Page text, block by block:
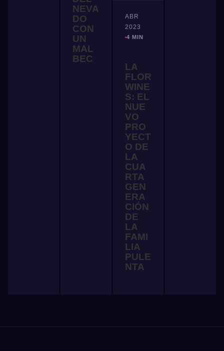
NEVA
DO
CON
UN
MAL
BEC
ABR
2023
4 MIN
LA
FLOR
WINE
S: EL
NUE
VO
PRO
YECT
O DE
LA
CUA
RTA
GEN
ERA
CIÓN
DE
LA
FAMI
LIA
PULE
NTA